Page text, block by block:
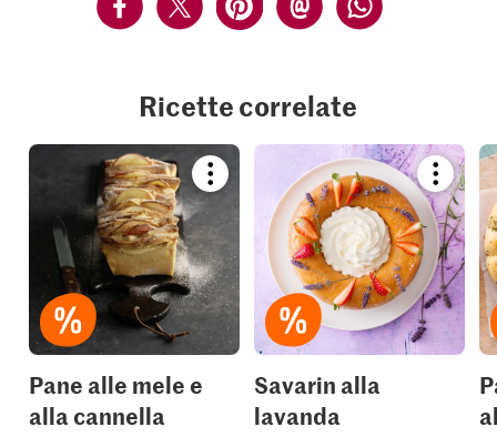
Ricette correlate
Bookmark
recipe
add
it
to
your
collections.
Pane alle mele e
alla cannella
recipe
or
add
it
to
your
Savarin alla
lavanda